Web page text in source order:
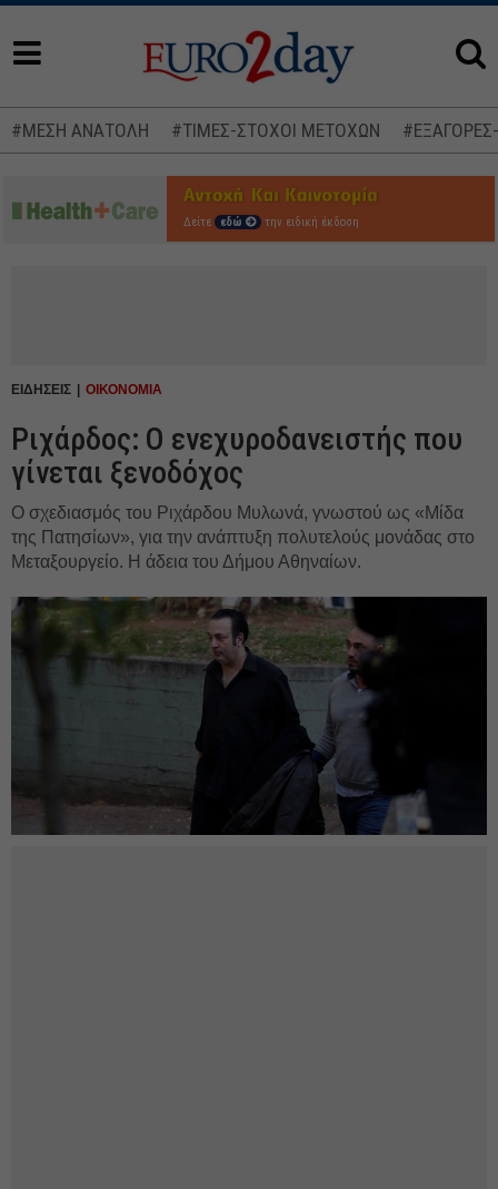
#ΜΕΣΗ ΑΝΑΤΟΛΗ #ΤΙΜΕΣ-ΣΤΟΧΟΙ ΜΕΤΟΧΩΝ
Δείτε εδώ την ειδική έκδοση
ΕΙΔΗΣΕΙΣ ΟΙΚΟΝΟΜΙΑ
Ριχάρδος: Ο ενεχυροδανειστής που
γίνεται ξενοδόχος
Ο σχεδιασμός του Ριχάρδου Μυλωνά, γνωστού ως «Μίδα
της Πατησίων», για την ανάπτυξη πολυτελούς μονάδας στο
Μεταξουργείο. Η άδεια του Δήμου Αθηναίων.